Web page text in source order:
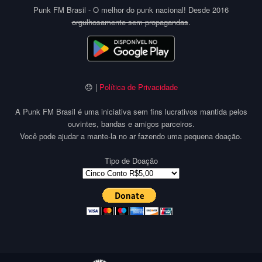
Punk FM Brasil - O melhor do punk nacional! Desde 2016
orgulhosamente sem propagandas.
😞 | Política de Privacidade
A Punk FM Brasil é uma iniciativa sem fins lucrativos mantida pelos
ouvintes, bandas e amigos parceiros.
Você pode ajudar a mante-la no ar fazendo uma pequena doação.
Tipo de Doação